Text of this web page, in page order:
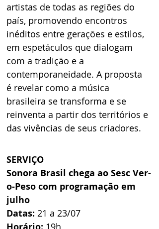
artistas de todas as regiões do
país, promovendo encontros
inéditos entre gerações e estilos,
em espetáculos que dialogam
com a tradição e a
contemporaneidade. A proposta
é revelar como a música
brasileira se transforma e se
reinventa a partir dos territórios e
das vivências de seus criadores.
SERVIÇO
Sonora Brasil chega ao Sesc Ver-
o-Peso com programação em
julho
Datas: 21 a 23/07
19h